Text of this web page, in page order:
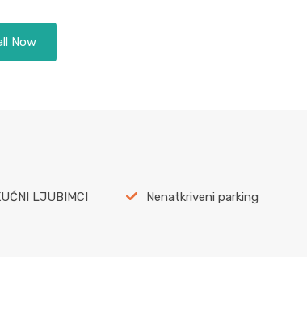
Now
LJUBIMCI Nenatkriveni parking